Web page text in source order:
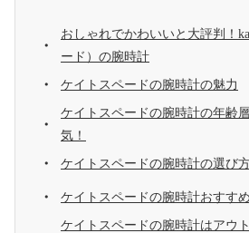
おしゃれでかわいいと大評判！
ード）の腕時計
ケイトスペードの腕時計の魅力
ケイトスペードの腕時計の年齢
気！
ケイトスペードの腕時計の選び
ケイトスペードの腕時計おすす
ケイトスペードの腕時計はアウ